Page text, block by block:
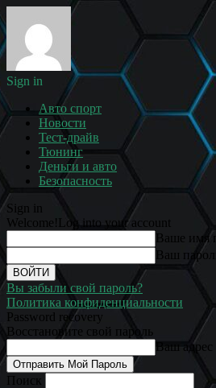
Sign in
Авто спорт
Новости
Тест-драйв
Тюнинг
Деньги и авто
Безопасность
Sign in
Welcome! Log into your account
Ваше имя
Ваш пароль
Вы забыли свой пароль?
Политика конфиденциальности
Password recovery
Восстановите свой пароль
Ваш адрес
Поиск